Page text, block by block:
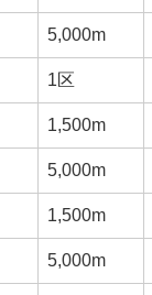
5,000m
1区
1,500m
5,000m
1,500m
5,000m